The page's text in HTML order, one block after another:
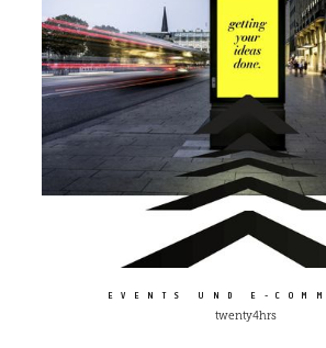
EVENTS UND E-
twenty4hrs